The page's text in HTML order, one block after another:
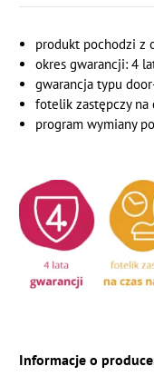
produkt pochodzi z
okres gwarancji: 4
gwarancja typu
fotelik zastępczy na
program wymiany
Informacje o